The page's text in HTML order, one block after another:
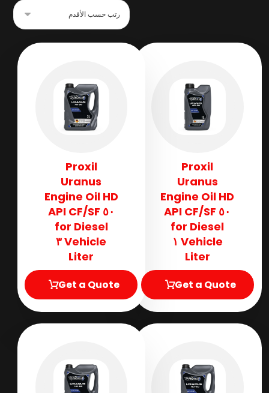
Proxil
Uranus
Engine Oil HD
٥٠ API CF/SF
for Diesel
Vehicle ١
Liter
Get a Quote
Proxil
Uranus
Engine Oil HD
٥٠ API CF/SF
for Diesel
Vehicle ٣
Liter
Get a Quote